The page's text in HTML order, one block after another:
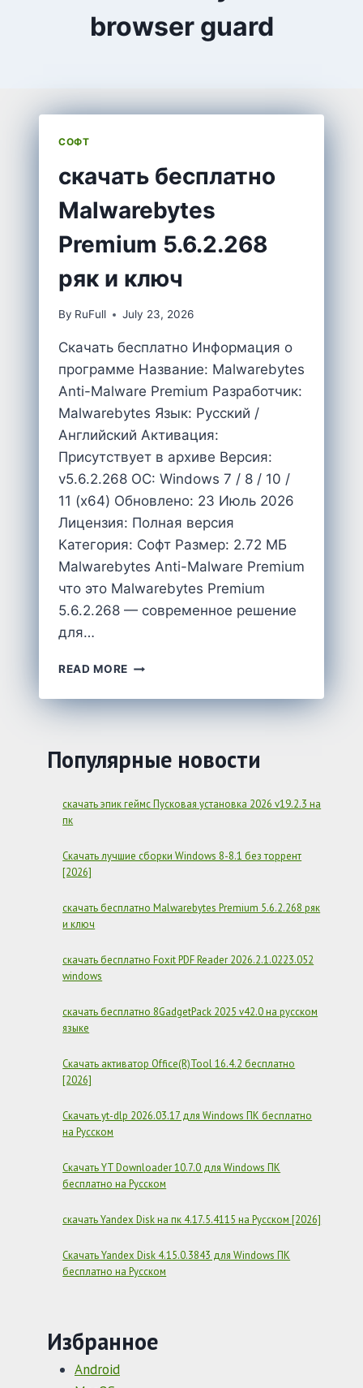
browser guard
СОФТ
скачать бесплатно
Malwarebytes
Premium 5.6.2.268
ряк и ключ
By RuFull July 23, 2026
Скачать бесплатно Информация о
программе Название: Malwarebytes
Anti-Malware Premium Разработчик:
Malwarebytes Язык: Русский /
Английский Активация:
Присутствует в архиве Версия:
v5.6.2.268 OC: Windows 7 / 8 / 10 /
11 (x64) Обновлено: 23 Июль 2026
Лицензия: Полная версия
Категория: Софт Размер: 2.72 MБ
Malwarebytes Anti-Malware Premium
что это Malwarebytes Premium
5.6.2.268 — современное решение
для…
READ MORE СКАЧАТЬ
MALWAREBYTES
И
Популярные новости
скачать эпик геймс Пусковая установка 2026 v19.2.3 на
пк
Скачать лучшие сборки Windows 8-8.1 без торрент
[2026]
скачать бесплатно Malwarebytes Premium 5.6.2.268 ряк
и ключ
скачать бесплатно Foxit PDF Reader 2026.2.1.0223.052
windows
скачать бесплатно 8GadgetPack 2025 v42.0 на русском
языке
Скачать активатор Office(R)Tool 16.4.2 бесплатно
[2026]
Скачать yt-dlp 2026.03.17 для Windows ПК бесплатно
на Русском
Скачать YT Downloader 10.7.0 для Windows ПК
бесплатно на Русском
скачать Yandex Disk на пк 4.17.5.4115 на Русском [2026]
Скачать Yandex Disk 4.15.0.3843 для Windows ПК
бесплатно на Русском
Избранное
Android